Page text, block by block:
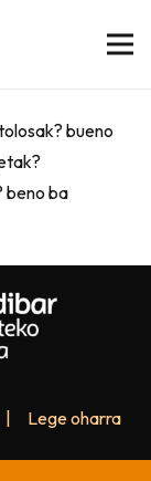
bueno
beno ba
Lege oharra